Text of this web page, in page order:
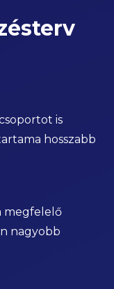
is
hosszabb
megfelelő
nagyobb